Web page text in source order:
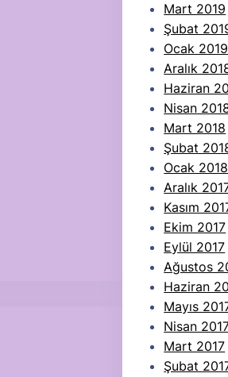
Mart 2019
Şubat
Ocak 2019
Aralık
Haziran
Nisan
Mart 2018
Şubat
Ocak 2018
Aralık
Kasım
Ekim 2017
Eylül 2017
Ağustos
Haziran
Mayıs
Nisan
Mart 2017
Şubat